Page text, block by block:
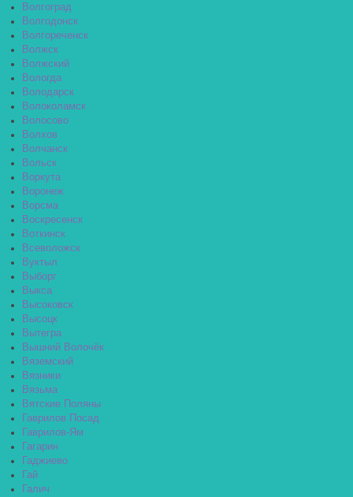
Волгоград
Волгодонск
Волгореченск
Волжск
Волжский
Вологда
Володарск
Волоколамск
Волосово
Волхов
Волчанск
Вольск
Воркута
Воронеж
Ворсма
Воскресенск
Воткинск
Всеволожск
Вуктыл
Выборг
Выкса
Высоковск
Высоцк
Вытегра
Вышний Волочёк
Вяземский
Вязники
Вязьма
Вятские Поляны
Гаврилов Посад
Гаврилов-Ям
Гагарин
Гаджиево
Гай
Галич